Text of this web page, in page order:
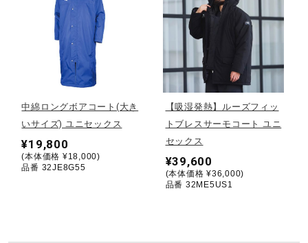
直営店一覧
取扱店一覧
中綿ロングボアコート(大き
いサイズ) ユニセックス
¥19,800
(本体価格 ¥18,000)
品番 32JE8G55
【吸湿発熱】ルーズフィッ
トブレスサーモコート ユニ
セックス
¥39,600
(本体価格 ¥36,000)
品番 32ME5US1